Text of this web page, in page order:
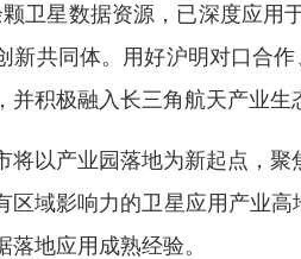
卫星数据资源，已深度应
新共同体。用好沪明对口合
并积极融入长三角航天产业生
产业园落地为新起点，聚
区域影响力的卫星应用产业
地应用成熟经验。